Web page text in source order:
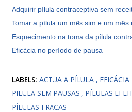
Adquirir pílula contraceptiva sem
Tomar a pílula um mês sim e um mês
Esquecimento na toma da pílula
Eficácia no período de pausa
LABELS: ACTUA A PÍLULA
PILULA SEM PAUSAS
PÍLULAS
PÍLULAS FRACAS